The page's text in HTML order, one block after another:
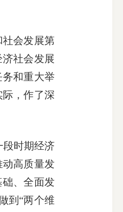
社会发展第
社会发展
和重大举
，作了深
段时期经济
高质量发
、全面发
到“两个维